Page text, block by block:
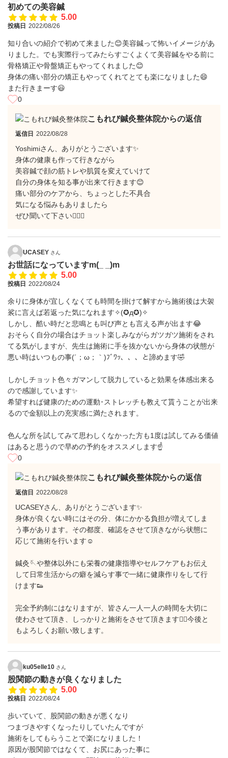
初めての美容鍼
5.00
投稿日 2022/08/26
知り合いの紹介で初めて来ました😊美容鍼って怖いイメージがあ
りました。でも実際行ってみたらすごくよくて美容鍼をやる前に
骨格矯正や骨盤矯正もやってくれました😊
身体の痛い部分の矯正もやってくれてとても楽になりました😄
また行きまーす😃
0
こもれび鍼灸整体院からの返信
返信日 2022/08/28
Yoshimiさん、ありがとうございます✨
身体の健康も作って行きながら
美容鍼で顔の筋トレや肌質を変えていけて
自分の身体を知る事が出来て行きます😊
痛い部分のケアから、ちょっとした不具合
気になる悩みもありましたら
ぜひ聞いて下さい🙇‍♂️✨
UCASEY さん
お世話になっていますm(_ _)m
5.00
投稿日 2022/08/24
余りに身体が宜しくなくても時間を掛けて解すから施術後は大袈
裟に言えば若返った気になれます✧(✪д✪)✧
しかし、酷い時だと悲鳴とも叫び声とも言える声が出ます😂
おそらく自分の場合はチョット楽しみながらガツガツ施術をされ
てる気がしますが、先生は施術に手を抜かないから身体の状態が
悪い時はいつもの事(´；ω；｀)ﾌﾞﾜｯ、、、と諦めます🤣
しかしチョット色々ガマンして脱力していると効果を体感出来る
ので感謝しています✨
希望すれば健康のための運動･ストレッチも教えて貰うことが出来
るので金額以上の充実感に満たされます。
色んな所を試してみて思わしくなかった方も1度は試してみる価値
はあると思うので早めの予約をオススメします☝️
0
こもれび鍼灸整体院からの返信
返信日 2022/08/28
UCASEYさん、ありがとうございます✨
身体が良くない時にはその分、体にかかる負担が増えてしま
う事があります。その都度、確認をさせて頂きながら状態に
応じて施術を行います☺️
鍼灸🪡や整体以外にも栄養の健康指導やセルフケアもお伝え
して日常生活からの癖を減らす事で一緒に健康作りをして行
けます👟
完全予約制にはなりますが、皆さん一人一人の時間を大切に
使わさせて頂き、しっかりと施術をさせて頂きます🙇‍♂️今後と
もよろしくお願い致します。
ku05elle10 さん
股関節の動きが良くなりました
5.00
投稿日 2022/08/24
歩いていて、股関節の動きが悪くなり
つまづきやすくなったりしていたんですが
施術をしてもらうことで楽になりました！
原因が股関節ではなくて、お尻にあった事に